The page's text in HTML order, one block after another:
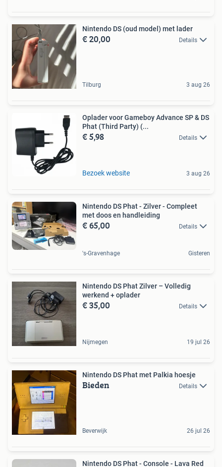
Nintendo DS (oud model) met lader
€ 20,00 Details
Tilburg 3 aug 26
Oplader voor Gameboy Advance SP & DS
Phat (Third Party) (...
€ 5,98 Details
Bezoek website 3 aug 26
Nintendo DS Phat - Zilver - Compleet
met doos en handleiding
€ 65,00 Details
's-Gravenhage Gisteren
Nintendo DS Phat Zilver – Volledig
werkend + oplader
€ 35,00 Details
Nijmegen 19 jul 26
Nintendo DS Phat met Palkia hoesje
Bieden Details
Beverwijk 26 jul 26
Nintendo DS Phat - Console - Lava Red